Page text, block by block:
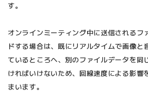
す。
オンラインミーティング中に送信されるフ
ドする場合は、既にリアルタイムで画像と
ているところへ、別のファイルデータを同
ければいけないため、回線速度による影響
まいます。